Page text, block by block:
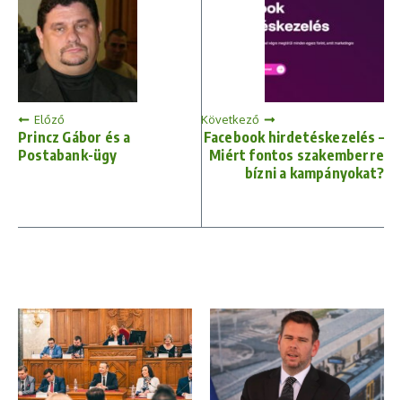
Előző
Princz Gábor és a
Postabank-ügy
Következő
Facebook hirdetéskezelés –
Miért fontos szakemberre
bízni a kampányokat?